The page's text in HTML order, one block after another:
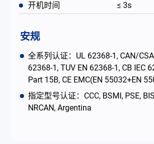
开机时间
≤ 3s
安规
全系列认证：UL 62368-1, CAN/
62368-1, TUV EN 62368-1, CB IEC
Part 15B, CE EMC(EN 55032+EN
指定型号认证：CCC, BSMI, PSE,
NRCAN, Argentina